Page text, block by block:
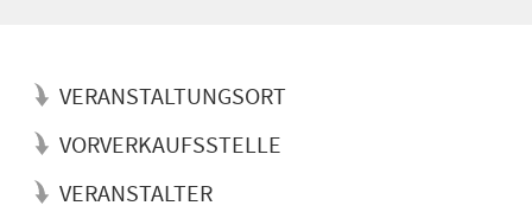
VERANSTALTUNGSORT
VORVERKAUFSSTELLE
VERANSTALTER